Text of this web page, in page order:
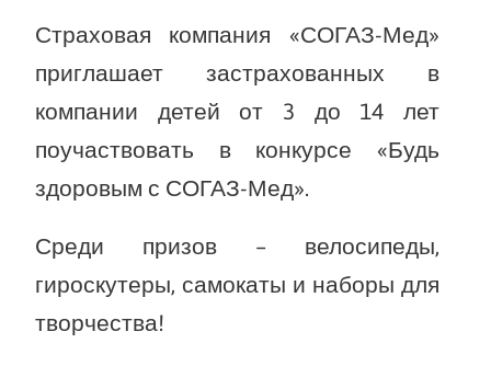
Страховая компания «СОГАЗ-Мед»
приглашает застрахованных в
компании детей от 3 до 14 лет
поучаствовать в конкурсе «Будь
здоровым с СОГАЗ-Мед».
Среди призов – велосипеды,
гироскутеры, самокаты и наборы для
творчества!